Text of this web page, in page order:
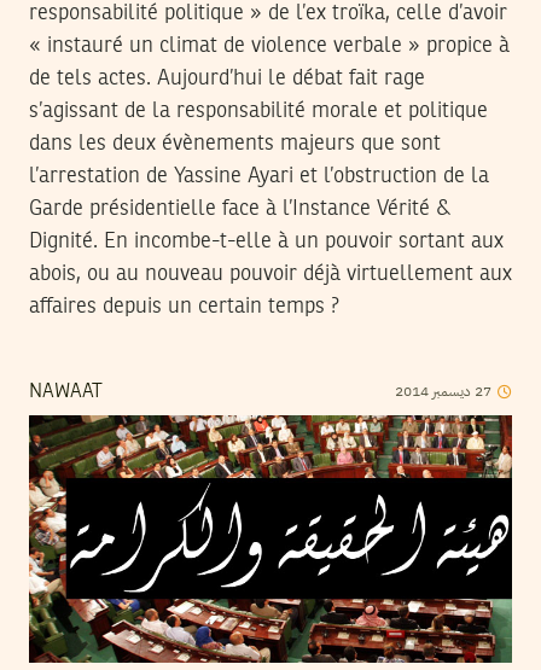
responsabilité politique » de l’ex troïka, celle d’avoir
« instauré un climat de violence verbale » propice à
de tels actes. Aujourd’hui le débat fait rage
s’agissant de la responsabilité morale et politique
dans les deux évènements majeurs que sont
l’arrestation de Yassine Ayari et l’obstruction de la
Garde présidentielle face à l’Instance Vérité &
Dignité. En incombe-t-elle à un pouvoir sortant aux
abois, ou au nouveau pouvoir déjà virtuellement aux
affaires depuis un certain temps ?
NAWAAT 27 ديسمبر 2014